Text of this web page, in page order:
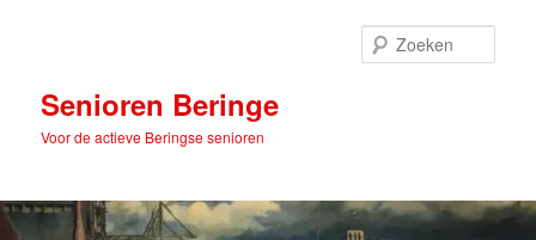
inhoudSenioren Beringe
Voor de actieve Beringse senioren